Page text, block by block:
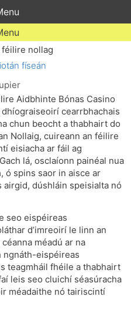
físeán
Aidbhinte Bónas Casino
cearrbhachais
chun beocht a thabhairt do
Nollaig, cuireann an féilire
eisiacha ar fáil ag
lá, osclaíonn painéal nua
ó spins saor in aisce ar
dúshláin speisialta nó
seo eispéireas
d’imreoirí le linn an
méadú ar na
ngnáth-eispéireas
teagmháil fhéile a thabhairt
leis seo cluichí séasúracha
méadaithe nó tairiscintí